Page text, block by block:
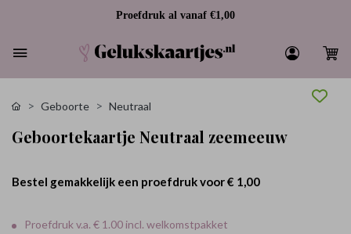
Proefdruk al vanaf €1,00
Geboorte Neutraal
Geboortekaartje Neutraal zeemeeuw
Bestel gemakkelijk een proefdruk voor€ 1,00
Proefdruk v.a. € 1.00 incl. welkomstpakket